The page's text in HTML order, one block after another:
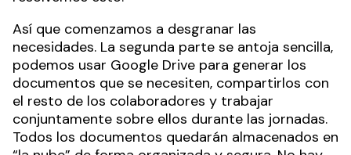
Así que comenzamos a desgranar las
necesidades. La segunda parte se antoja sencilla,
podemos usar Google Drive para generar los
documentos que se necesiten, compartirlos con
el resto de los colaboradores y trabajar
conjuntamente sobre ellos durante las jornadas.
Todos los documentos quedarán almacenados en